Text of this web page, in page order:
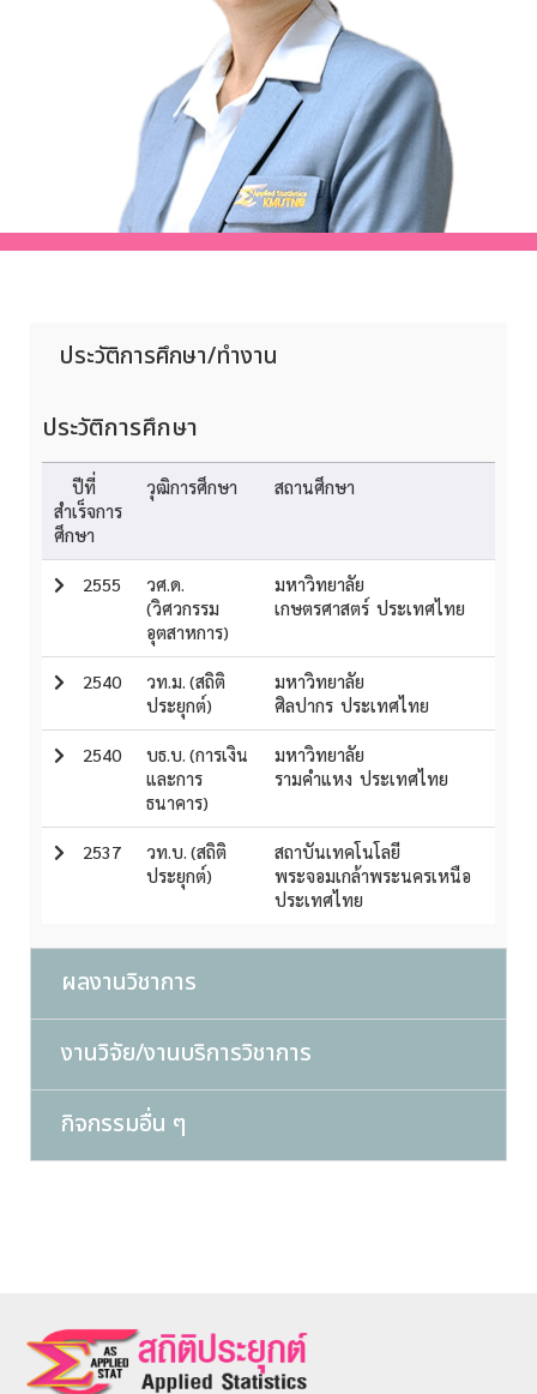
ประวัติการศึกษา/ทำงาน
ประวัติการศึกษา
ปีที่
สำเร็จการ
ศึกษา
วุฒิการศึกษา สถานศึกษา
2555
วศ.ด.
(วิศวกรรม
อุตสาหการ)
มหาวิทยาลัย
เกษตรศาสตร์ ประเทศไทย
2540
วท.ม. (สถิติ
ประยุกต์)
มหาวิทยาลัย
ศิลปากร ประเทศไทย
2540
บธ.บ. (การเงิน
และการ
ธนาคาร)
มหาวิทยาลัย
รามคำแหง ประเทศไทย
2537
วท.บ. (สถิติ
ประยุกต์)
สถาบันเทคโนโลยี
พระจอมเกล้าพระนครเหนือ
ประเทศไทย
ผลงานวิชาการ
งานวิจัย/งานบริการวิชาการ
กิจกรรมอื่น ๆ